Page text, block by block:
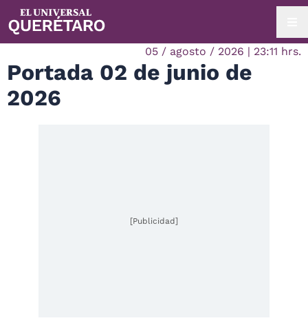
05 / agosto / 2026 | 23:11 hrs.
Portada 02 de junio de
2026
[Publicidad]